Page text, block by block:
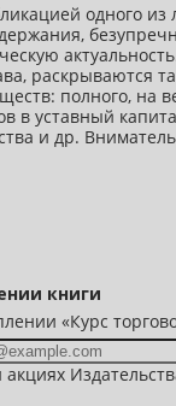
одного
раскрываются
полного,
в уставный
и др.
книги
«Курс